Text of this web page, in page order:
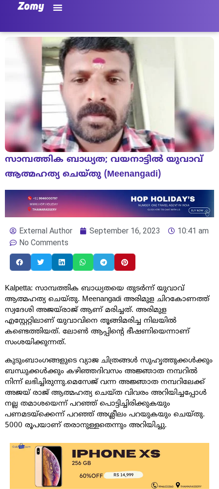
സാമ്പത്തിക ബാധ്യത; വയനാട്ടില്‍ യുവാവ്
ആത്മഹത്യ ചെയ്തു (Meenangadi)
External Author September 16, 2023
10:41 am
No Comments
Kalpetta: സാമ്പത്തിക ബാധ്യതയെ തുടര്‍ന്ന് യുവാവ്‌
ആത്മഹത്യ ചെയ്തു. Meenangadi അരിമുള ചിറകോണത്ത്
സ്വദേശി അജയ്‌രാജ്‌ ആണ്‌ മരിച്ചത്‌. അരിമുള
എസ്റ്റേറ്റിലാണ്‌ യുവാവിനെ തൂങ്ങിമരിച്ച നിലയിൽ
കണ്ടെത്തിയത്‌. ലോൺ ആപ്പിന്‍റെ ഭീഷണിയെന്നാണ്
സംശയിക്കുന്നത്.
കുടുംബാംഗങ്ങളുടെ വ്യാജ ചിത്രങ്ങൾ സുഹൃത്തുക്കൾക്കും
ബന്ധുക്കൾക്കും കഴിഞ്ഞദിവസം അജ്ഞാത നമ്പറിൽ
നിന്ന് ലഭിച്ചിരുന്നു.മെസേജ് വന്ന അജ്ഞാത നമ്പറിലേക്ക്
അജയ് രാജ് ആത്മഹത്യ ചെയ്ത വിവരം അറിയിച്ചപ്പോള്‍
നല്ല തമാശയെന്ന് പറഞ്ഞ് പൊട്ടിച്ചിരിക്കുകയും
പണമടയ്ക്കെന്ന് പറഞ്ഞ് അശ്ലീലം പറയുകയും ചെയ്തു.
5000 രൂപയാണ് തരാനുള്ളതെന്നും അറിയിച്ചു.